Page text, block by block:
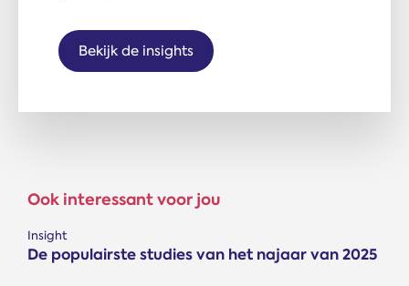
Bekijk de insights
Ook interessant voor jou
Insight
De populairste studies van het najaar van 2025